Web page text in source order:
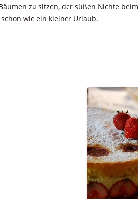
zu sitzen, der süßen Nichte
wie ein kleiner Urlaub.